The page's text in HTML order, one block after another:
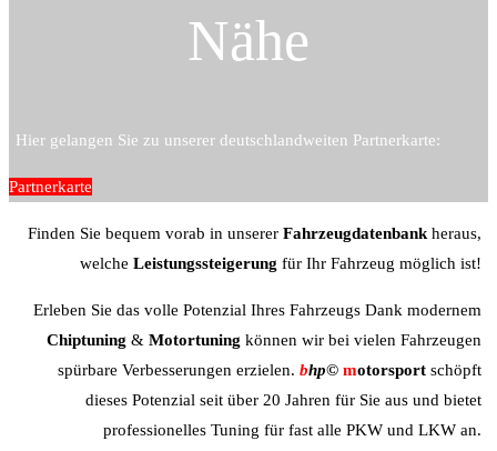
Nähe
Hier gelangen Sie zu unserer deutschlandweiten Partnerkarte:
Partnerkarte
Finden Sie bequem vorab in unserer Fahrzeugdatenbank heraus,
welche Leistungssteigerung für Ihr Fahrzeug möglich ist!
Erleben Sie das volle Potenzial Ihres Fahrzeugs Dank modernem
Chiptuning & Motortuning können wir bei vielen Fahrzeugen
spürbare Verbesserungen erzielen. bhp© motorsport schöpft
dieses Potenzial seit über 20 Jahren für Sie aus und bietet
professionelles Tuning für fast alle PKW und LKW an.